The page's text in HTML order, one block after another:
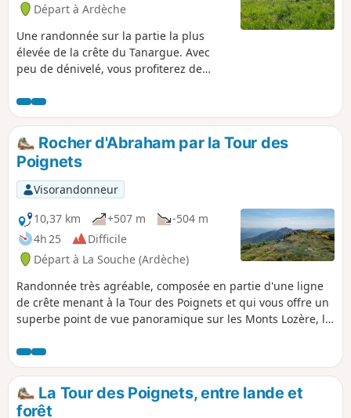
Départ à Ardèche
Une randonnée sur la partie la plus
élevée de la crête du Tanargue. Avec
peu de dénivelé, vous profiterez de
Ardèche, la chaîne des Alpes et le
plateau ardéchois. En plein été, vous
bénéficierez de la fraicheur de l'altitude
et de grandes portions ombragées.
Rocher d'Abraham par la Tour des
Poignets
Visorandonneur
10,37 km
+507 m
-504 m
4h 25
Difficile
Départ à La Souche (Ardèche)
Randonnée très agréable, composée en partie d'une ligne
de crête menant à la Tour des Poignets et qui vous offre un
superbe point de vue panoramique sur les Monts Lozère, le
long de la crête, on peut admirer devant nous le Rocher
d'Abraham.Après l'ascension à travers les rochers, l'arrivée
au sommet nous fait découvrir une sculpture en métal
réalisée par Pierre Louis Chipon en hommage à Jean Gilly,
La Tour des Poignets, entre lande et
forêt